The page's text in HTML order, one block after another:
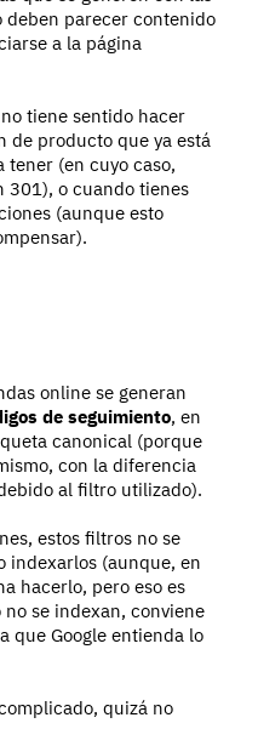
deben parecer contenido
a la página
tiene sentido hacer
de producto que ya está
tener (en cuyo caso,
o cuando tienes
(aunque esto
online se generan
de seguimiento, en
canonical (porque
con la diferencia
al filtro utilizado).
estos filtros no se
indexarlos (aunque, en
hacerlo, pero eso es
se indexan, conviene
que Google entienda lo
quizá no